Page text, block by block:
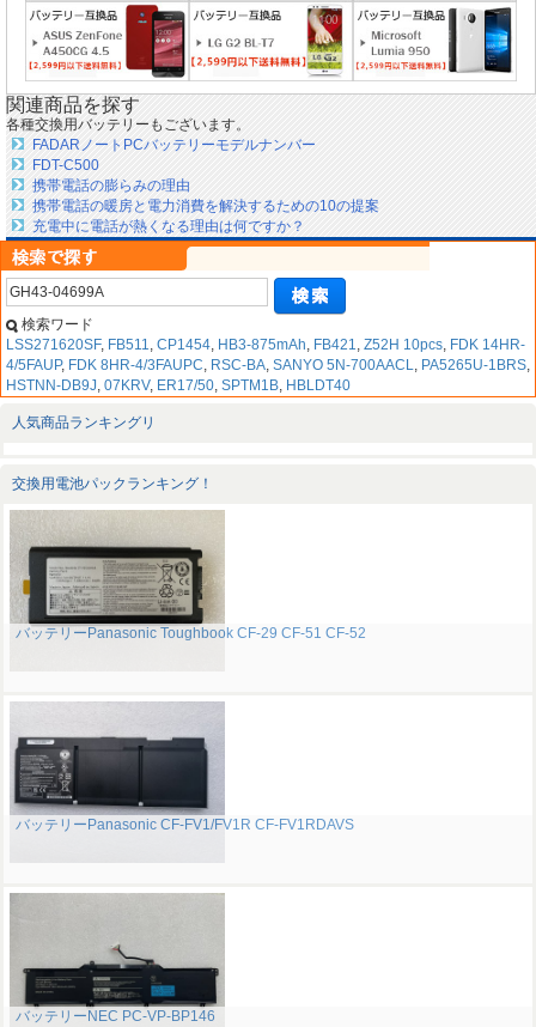
関連商品を探す
各種交換用バッテリーもございます。
FADARノートPCバッテリーモデルナンバー
FDT-C500
携帯電話の膨らみの理由
携帯電話の暖房と電力消費を解決するための10の提案
充電中に電話が熱くなる理由は何ですか？
検索ワード
LSS271620SF, FB511, CP1454, HB3-875mAh, FB421, Z52H 10pcs, FDK 14HR-
4/5FAUP, FDK 8HR-4/3FAUPC, RSC-BA, SANYO 5N-700AACL, PA5265U-1BRS,
HSTNN-DB9J, 07KRV, ER17/50, SPTM1B, HBLDT40
人気商品ランキングリ
交換用電池パックランキング！
バッテリーPanasonic Toughbook CF-29 CF-51 CF-52
バッテリーPanasonic CF-FV1/FV1R CF-FV1RDAVS
バッテリーNEC PC-VP-BP146